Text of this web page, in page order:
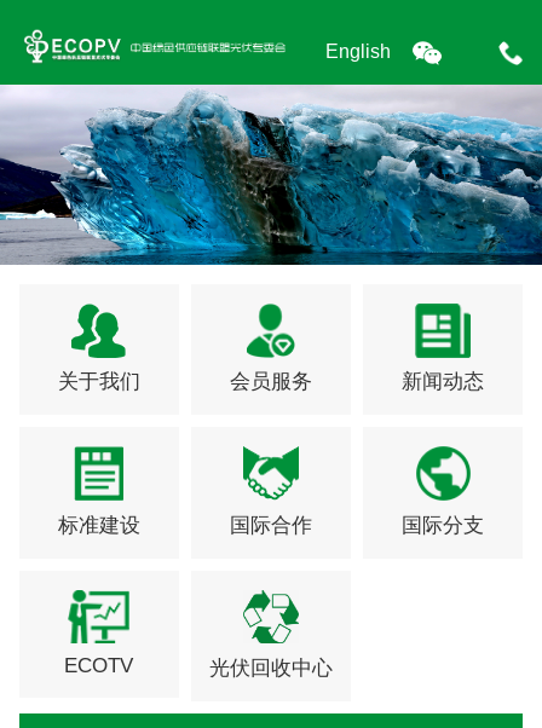
English
关于我们 会员服务 新闻动态
标准建设 国际合作 国际分支
ECOTV 光伏回收中心